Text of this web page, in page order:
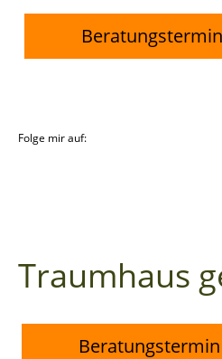
Folge mir auf:
Traumhaus